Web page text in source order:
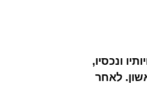
ונכסיו,
לאחר